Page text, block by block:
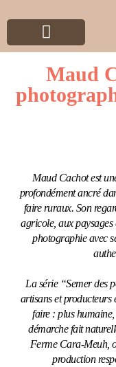
Maud
Maud Cachot est
profondément ancré
faire ruraux. Son
agricole, aux
photographie avec
La série “Semer des
artisans et producteurs
faire : plus
démarche fait
Ferme Cara-Meuh,
production